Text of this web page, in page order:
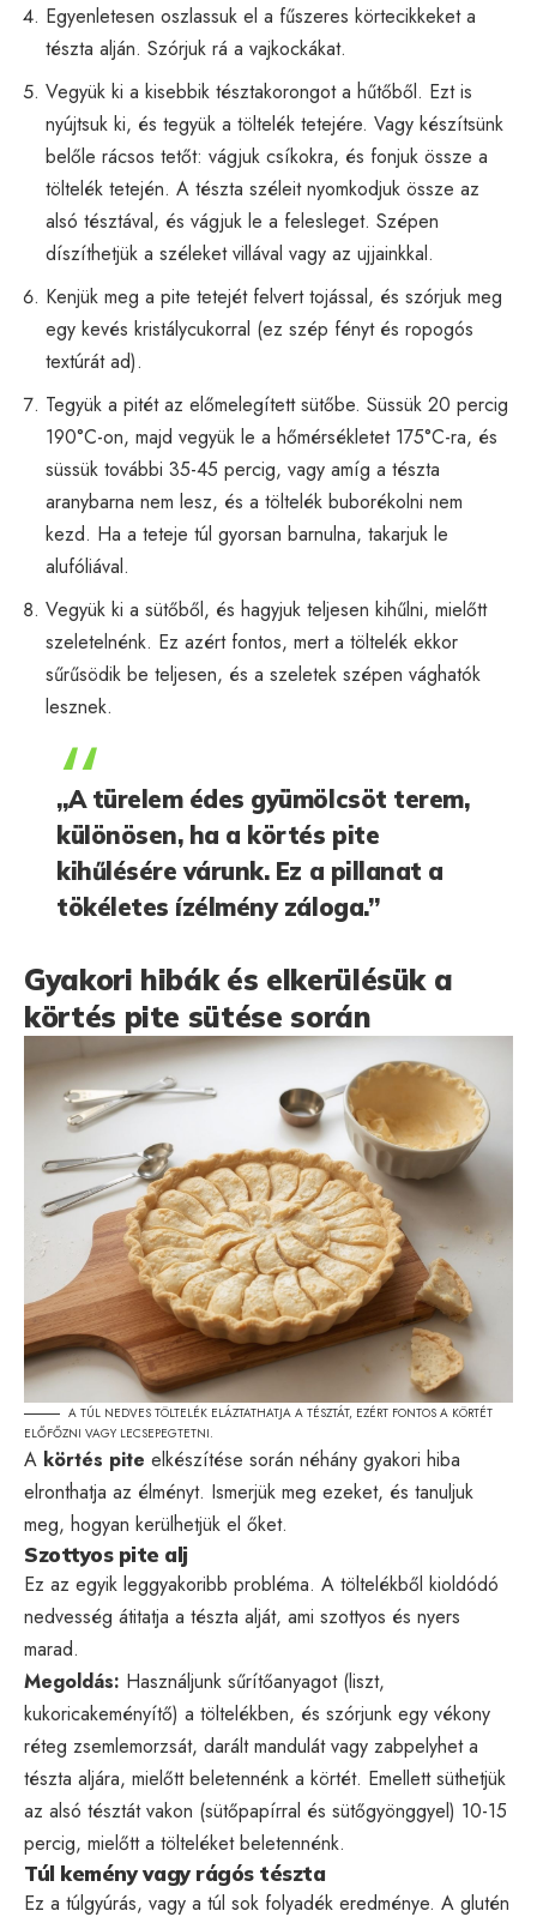
Egyenletesen oszlassuk el a fűszeres körtecikkeket a
tészta alján. Szórjuk rá a vajkockákat.
Vegyük ki a kisebbik tésztakorongot a hűtőből. Ezt is
nyújtsuk ki, és tegyük a töltelék tetejére. Vagy készítsünk
belőle rácsos tetőt: vágjuk csíkokra, és fonjuk össze a
töltelék tetején. A tészta széleit nyomkodjuk össze az
alsó tésztával, és vágjuk le a felesleget. Szépen
díszíthetjük a széleket villával vagy az ujjainkkal.
Kenjük meg a pite tetejét felvert tojással, és szórjuk meg
egy kevés kristálycukorral (ez szép fényt és ropogós
textúrát ad).
Tegyük a pitét az előmelegített sütőbe. Süssük 20 percig
190°C-on, majd vegyük le a hőmérsékletet 175°C-ra, és
süssük további 35-45 percig, vagy amíg a tészta
aranybarna nem lesz, és a töltelék buborékolni nem
kezd. Ha a teteje túl gyorsan barnulna, takarjuk le
alufóliával.
Vegyük ki a sütőből, és hagyjuk teljesen kihűlni, mielőtt
szeletelnénk. Ez azért fontos, mert a töltelék ekkor
sűrűsödik be teljesen, és a szeletek szépen vághatók
lesznek.
„A türelem édes gyümölcsöt terem,
különösen, ha a körtés pite
kihűlésére várunk. Ez a pillanat a
tökéletes ízélmény záloga.”
Gyakori hibák és elkerülésük a
körtés pite sütése során
A TÚL NEDVES TÖLTELÉK ELÁZTATHATJA A TÉSZTÁT, EZÉRT FONTOS A KÖRTÉT
ELŐFŐZNI VAGY LECSEPEGTETNI.
A körtés pite elkészítése során néhány gyakori hiba
elronthatja az élményt. Ismerjük meg ezeket, és tanuljuk
meg, hogyan kerülhetjük el őket.
Szottyos pite alj
Ez az egyik leggyakoribb probléma. A töltelékből kioldódó
nedvesség átitatja a tészta alját, ami szottyos és nyers
marad.
Megoldás: Használjunk sűrítőanyagot (liszt,
kukoricakeményítő) a töltelékben, és szórjunk egy vékony
réteg zsemlemorzsát, darált mandulát vagy zabpelyhet a
tészta aljára, mielőtt beletennénk a körtét. Emellett süthetjük
az alsó tésztát vakon (sütőpapírral és sütőgyönggyel) 10-15
percig, mielőtt a tölteléket beletennénk.
Túl kemény vagy rágós tészta
Ez a túlgyúrás, vagy a túl sok folyadék eredménye. A glutén